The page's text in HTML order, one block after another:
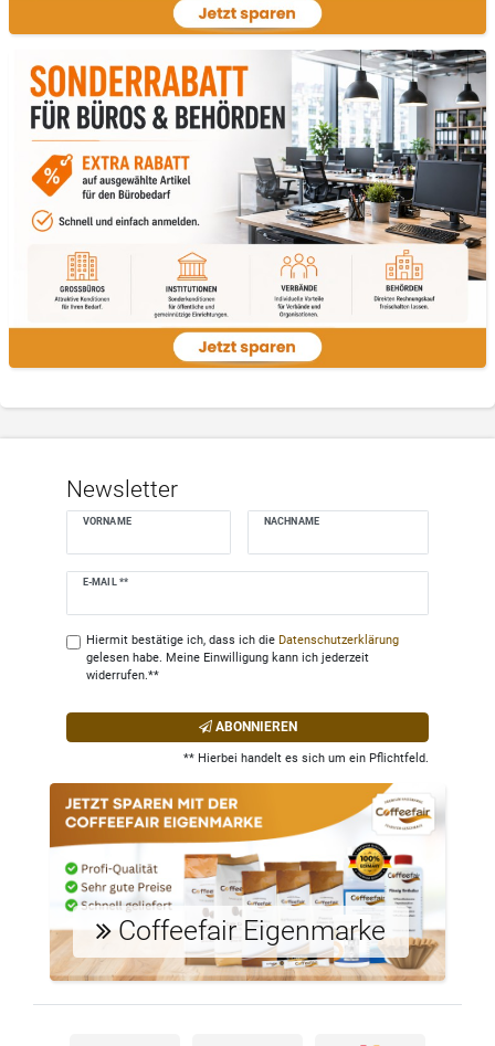
Newsletter
VORNAME NACHNAME
E-MAIL **
Newsletter
Hiermit bestätige ich, dass ich die Daten­schutz­erklärung
gelesen habe. Meine Einwilligung kann ich jederzeit
widerrufen.**
ABONNIEREN
** Hierbei handelt es sich um ein Pflichtfeld.
Coffeefair Eigenmarke